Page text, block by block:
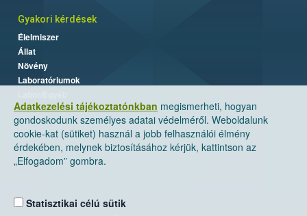
Adatkezelési tájékoztatónkban megismerheti, hogyan
gondoskodunk személyes adatai védelméről. Weboldalunk
cookie-kat (sütiket) használ a jobb felhasználói élmény
érdekében, melynek biztosításához kérjük, kattintson az
„Elfogadom” gombra.
Statisztikai célú sütik
Gyakori kérdések
Élelmiszer
Állat
Növény
Laboratóriumok